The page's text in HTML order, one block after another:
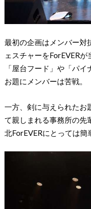
最初の企画はメンバー対
ェスチャーをForEVERが
「屋台フード」や「パ
お題にメンバーは苦戦。
一方、剣に与えられたお
て親しまれる事務所の先
北ForEVERにとっては簡